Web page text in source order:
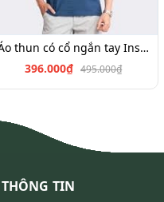
Áo thun có cổ ngắn tay Insidemen IPS040S3, IPS034S3,IPS022S3,IPS019S3,IPS064S2
396.000₫ 495.000₫
TIN